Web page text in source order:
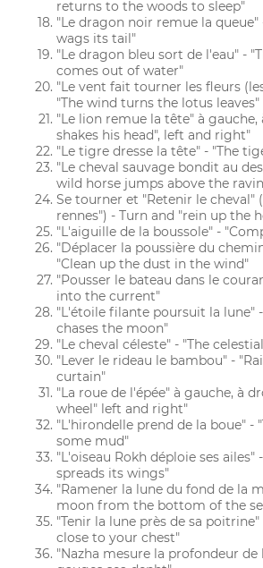
returns to the woods to sleep"
"Le dragon noir remue la
wags its tail"
"Le dragon bleu sort de l'eau" -
comes out of water"
"Le vent fait tourner les fleurs
"The wind turns the lotus leaves"
"Le lion remue la tête" à
shakes his head", left and right"
"Le tigre dresse la tête" - "The
"Le cheval sauvage bondit au
wild horse jumps above the
Se tourner et "Retenir le cheval"
rennes") - Turn and "rein up the
"L'aiguille de la boussole" -
"Déplacer la poussière du
"Clean up the dust in the wind"
"Pousser le bateau dans le
into the current"
"L'étoile filante poursuit la lune"
chases the moon"
"Le cheval céleste" - "The
"Lever le rideau le bambou" -
curtain"
"La roue de l'épée" à gauche, à
wheel" left and right"
"L'hirondelle prend de la boue" -
some mud"
"L'oiseau Rokh déploie ses ailes"
spreads its wings"
"Ramener la lune du fond de la
moon from the bottom of the
"Tenir la lune près de sa
close to your chest"
"Nazha mesure la profondeur de